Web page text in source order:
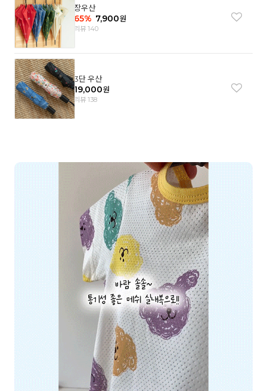
장우산
65% 7,900원
리뷰 140
3단 우산
19,000원
리뷰 138